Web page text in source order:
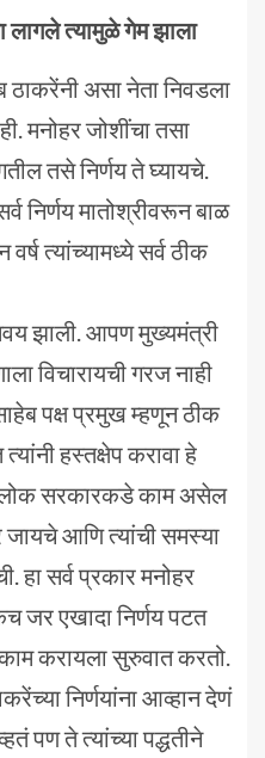
लागले त्यामुळे गेम झाला
ठाकरेंनी असा नेता निवडला
मनोहर जोशींचा तसा
तसे निर्णय ते घ्यायचे.
निर्णय मातोश्रीवरून बाळ
त्यांच्यामध्ये सर्व ठीक
झाली. आपण मुख्यमंत्री
विचारायची गरज नाही
पक्ष प्रमुख म्हणून ठीक
हस्तक्षेप करावा हे
लोक सरकारकडे काम असेल
जायचे आणि त्यांची समस्या
हा सर्व प्रकार मनोहर
जर एखादा निर्णय पटत
करायला सुरुवात करतो.
निर्णयांना आव्हान देणं
पण ते त्यांच्या पद्धतीने